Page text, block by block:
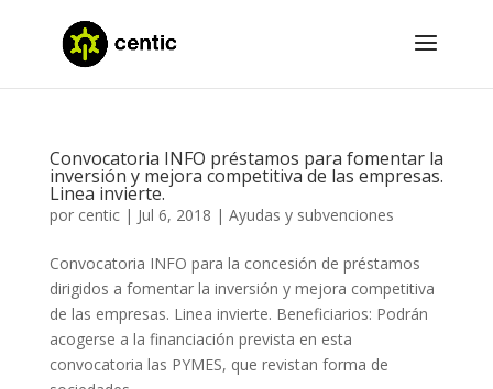
Convocatoria INFO préstamos para fomentar la
inversión y mejora competitiva de las empresas.
Linea invierte.
por centic| Jul 6, 2018 | Ayudas y subvenciones
Convocatoria INFO para la concesión de préstamos
dirigidos a fomentar la inversión y mejora competitiva
de las empresas. Linea invierte. Beneficiarios: Podrán
acogerse a la financiación prevista en esta
convocatoria las PYMES, que revistan forma de